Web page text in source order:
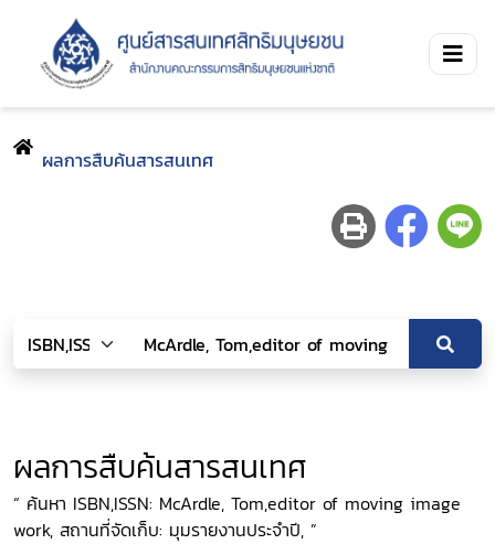
ผลการสืบค้นสารสนเทศ
ผลการสืบค้นสารสนเทศ
“ ค้นหา ISBN,ISSN: McArdle, Tom,editor of moving image
work, สถานที่จัดเก็บ: มุมรายงานประจำปี, ”